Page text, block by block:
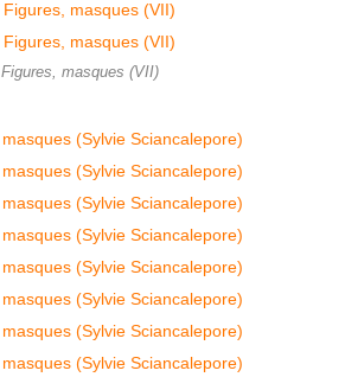
Figures, masques (VII)